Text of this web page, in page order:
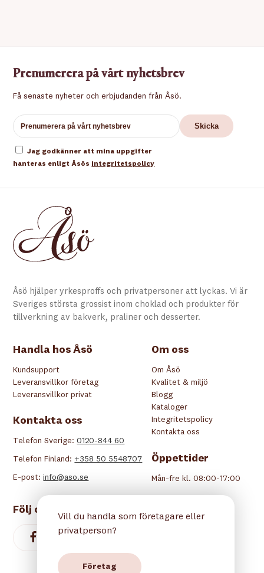
Prenumerera på vårt nyhetsbrev
Få senaste nyheter och erbjudanden från Åsö.
Jag godkänner att mina uppgifter
hanteras enligt Åsös integritetspolicy
Åsö hjälper yrkesproffs och privatpersoner att lyckas. Vi är
Sveriges största grossist inom choklad och produkter för
tillverkning av bakverk, praliner och desserter.
Om oss
Om Åsö
Kvalitet & miljö
Blogg
Kataloger
Integritetspolicy
Kontakta oss
Öppettider
Mån-fre kl. 08:00-17:00
Handla hos Åsö
Kundsupport
Leveransvillkor företag
Leveransvillkor privat
Kontakta oss
Telefon Sverige:0120-844 60
Telefon Finland: +358 50 5548707
E-post:info@aso.se
Följ oss
Vill du handla som företagare eller
privatperson?
Företag